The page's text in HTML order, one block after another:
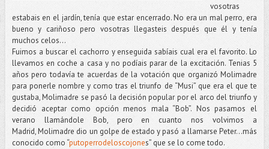
vosotras
estabais en el jardín, tenía que estar encerrado. No era un mal perro, era
bueno y cariñoso pero vosotras llegasteis después que él y tenía
muchos celos...
Fuimos a buscar el cachorro y enseguida sabíais cual era el favorito. Lo
llevamos en coche a casa y no podíais parar de la excitación. Tenias 5
años pero todavía te acuerdas de la votación que organizó Molimadre
para ponerle nombre y como tras el triunfo de “Musi” que era el que te
gustaba, Molimadre se pasó la decisión popular por el arco del triunfo y
decidió aceptar como opción menos mala “Bob”. Nos pasamos el
verano llamándole Bob, pero en cuanto nos volvimos a
Madrid, Molimadre dio un golpe de estado y pasó a llamarse Peter…más
conocido como “putoperrodeloscojones” que se lo come todo.